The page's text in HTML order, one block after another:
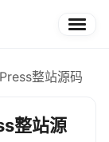
整站源码
整站源